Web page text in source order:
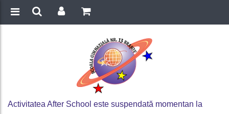
Activitatea After School este suspendată momentan la